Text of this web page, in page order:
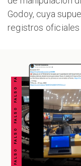
Godoy, cuya
registros
FALSO FALSO FALSO FALSO FALSO FALSO FALSO